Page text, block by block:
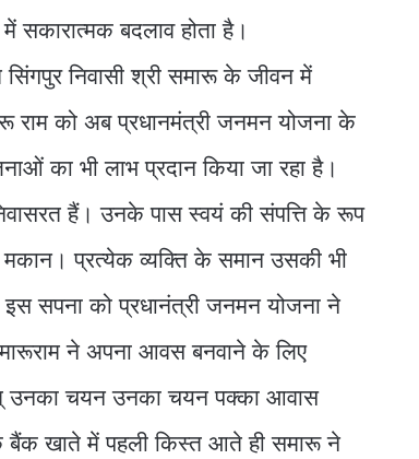
सकारात्मक बदलाव होता है।
निवासी श्री समारू के जीवन में
राम को अब प्रधानमंत्री जनमन योजना के
का भी लाभ प्रदान किया जा रहा है।
हैं। उनके पास स्वयं की संपत्ति के रूप
प्रत्येक व्यक्ति के समान उसकी भी
सपना को प्रधानंत्री जनमन योजना ने
ने अपना आवस बनवाने के लिए
उनका चयन उनका चयन पक्का आवास
बैंक खाते में पहली किस्त आते ही समारू ने